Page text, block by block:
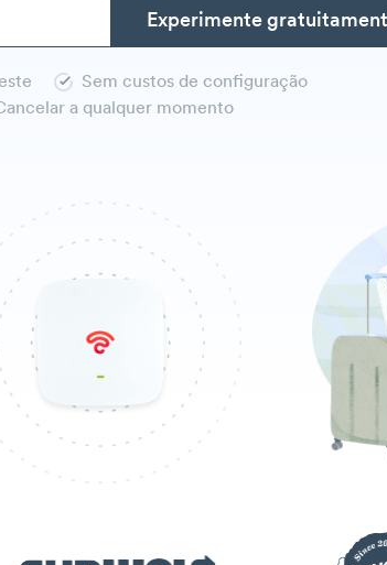
Sem custos de configuração
a qualquer momento